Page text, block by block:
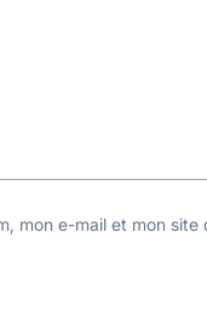
mon e-mail et mon